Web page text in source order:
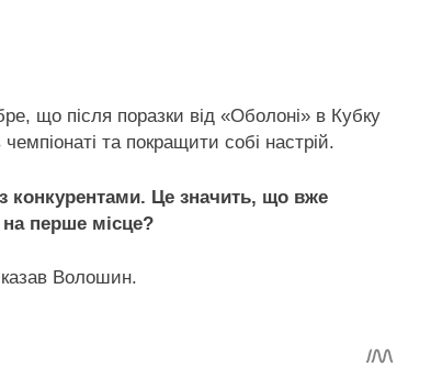
що після поразки від «Оболоні» в Кубку
та покращити собі настрій.
конкурентами. Це значить, що вже
перше місце?
Волошин.